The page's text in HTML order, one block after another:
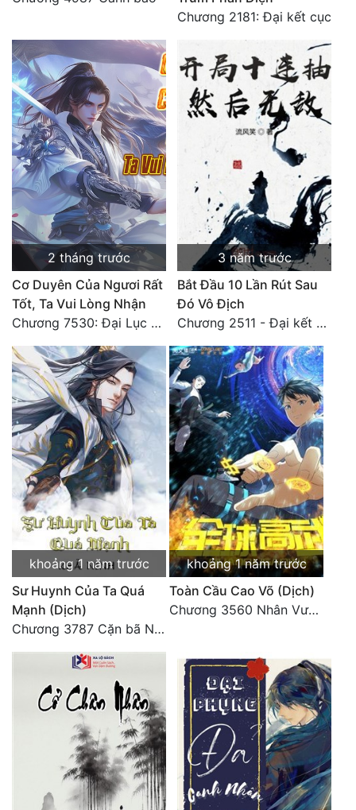
Sảng Văn
Sắc
Sủng
Thanh Xuân
Tiên Hiệp
Tiểu Thuyết
Trinh Thám
Triều Đấu
Trùng Sinh
Tu Chân
Tu Tiên
Tội Phạm
Vô Địch
Võ Hiệp
Võng Du
Xuyên Không
Xuyên Nhanh
Xuyên Sách
Điền Văn
Đông Phương
Đông Phương Huyền Huyễn
Chương 2181: Đại kết cục
2 tháng trước
Cơ Duyên Của Ngươi Rất
Tốt, Ta Vui Lòng Nhận
Chương 7530: Đại Lục Khởi Nguyên – Kiến Thành 71
3 năm trước
Bắt Đầu 10 Lần Rút Sau
Đó Vô Địch
Chương 2511 - Đại kết cục, Phiên ngoại thiên: Chư thiên quy nhất giới, vĩnh hằng thế giới. Hết!
khoảng 1 năm trước
Sư Huynh Của Ta Quá
Mạnh (Dịch)
Chương 3787 Cặn bã Nam Thiên Đạo
khoảng 1 năm trước
Toàn Cầu Cao Võ (Dịch)
Chương 3560 Nhân Vương trở về - END